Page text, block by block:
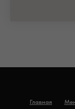
Главная